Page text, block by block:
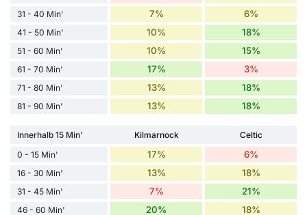
31 - 40 Min' 7% 6%
41 - 50 Min' 10% 18%
51 - 60 Min' 10% 15%
61 - 70 Min' 17% 3%
71 - 80 Min' 13% 18%
81 - 90 Min' 13% 18%
Innerhalb 15 Min' Kilmarnock
Celtic
0 - 15 Min'
17% 6%
16 - 30 Min' 13% 18%
31 - 45 Min' 7% 21%
46 - 60 Min' 20% 18%